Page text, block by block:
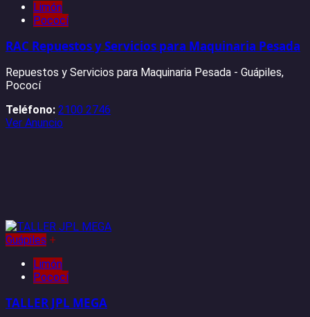
Limón
Pococí
RAC Repuestos y Servicios para Maquinaria Pesada
Repuestos y Servicios para Maquinaria Pesada - Guápiles,
Pococí
Teléfono: 2100 2746
Ver Anuncio
Guápiles +
Limón
Pococí
TALLER JPL MEGA